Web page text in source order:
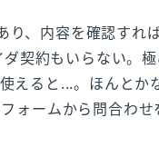
り、内容を確認すれ
契約もいらない。
えると...。ほんとか
ォームから問合わ